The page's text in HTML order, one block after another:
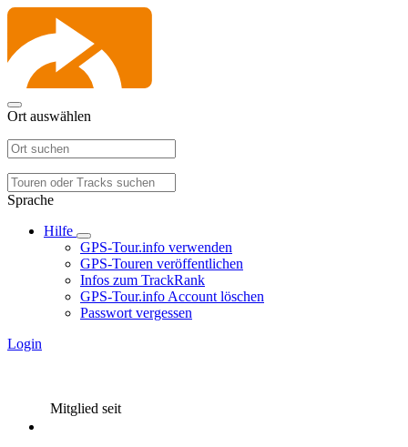
Ort auswählen
Sprache
Hilfe
GPS-Tour.info verwenden
GPS-Touren veröffentlichen
Infos zum TrackRank
GPS-Tour.info Account löschen
Passwort vergessen
Login
Mitglied seit